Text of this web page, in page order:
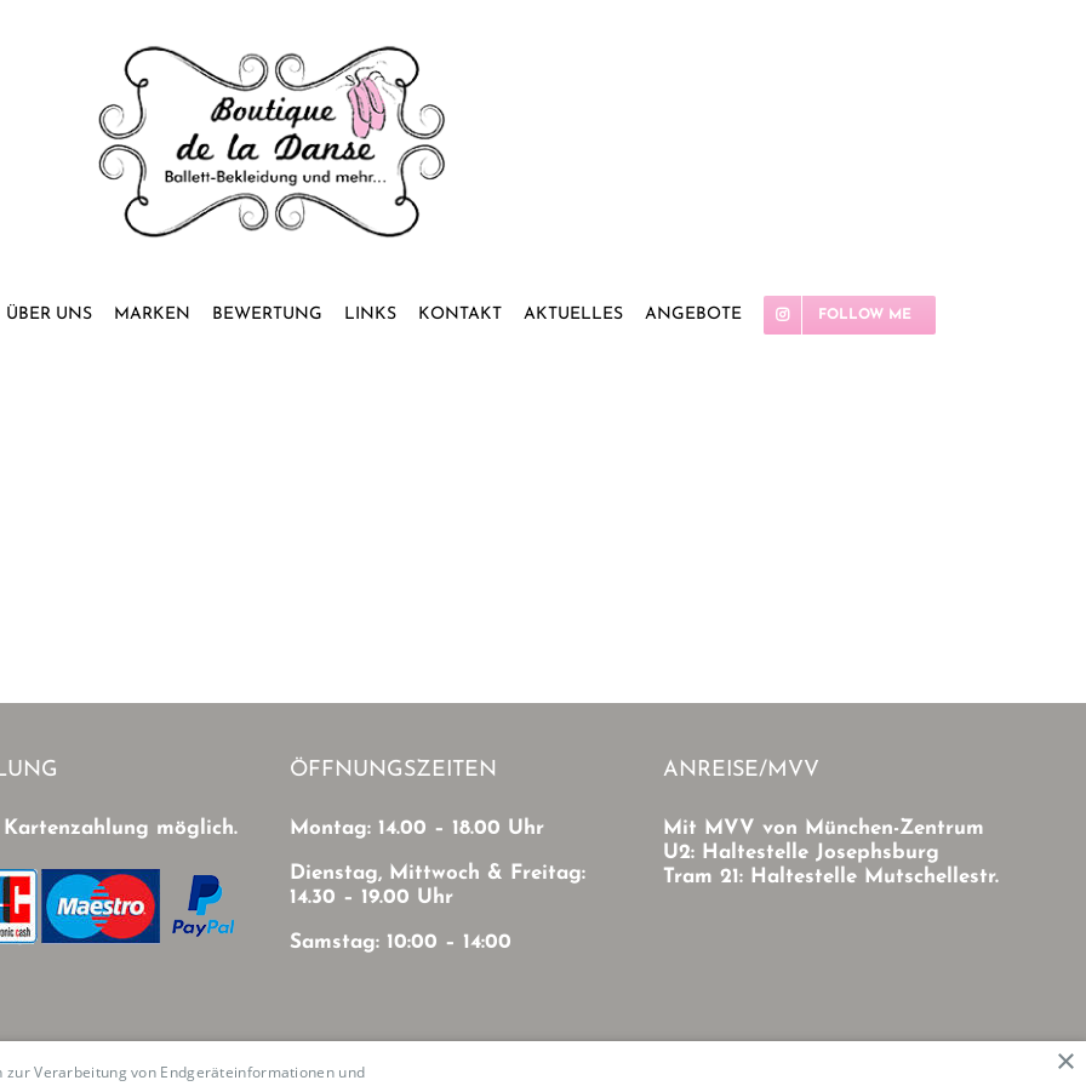
ÜBER UNS MARKEN BEWERTUNG LINKS KONTAKT AKTUELLES ANGEBOTE FOLLOW ME
Kartenzahlung möglich.
ÖFFNUNGSZEITEN
Montag: 14.00 – 18.00 Uhr
Dienstag, Mittwoch & Freitag:
14.30 – 19.00 Uhr
Samstag: 10:00 – 14:00
ANREISE/MVV
Mit MVV von München-Zentrum
U2: Haltestelle Josephsburg
Tram 21: Haltestelle Mutschellestr.
Verarbeitung von Endgeräteinformationen und ×